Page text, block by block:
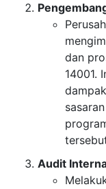
dan
14001.
Audit